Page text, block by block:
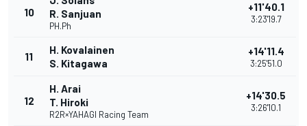
10
R. Sanjuan
PH.Ph
+11'40.1
3:23'19.7
11
H. Kovalainen
S. Kitagawa
+14'11.4
3:25'51.0
12
H. Arai
T. Hiroki
R2R×YAHAGI Racing Team
+14'30.5
3:26'10.1